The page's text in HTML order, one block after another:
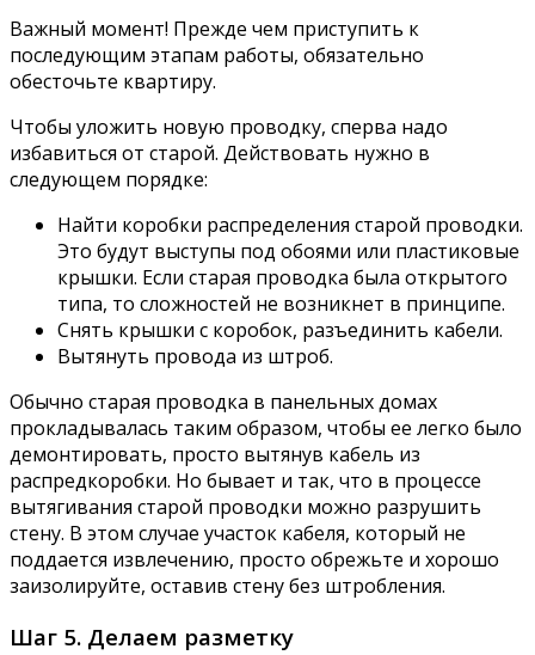
Важный момент! Прежде чем приступить к
последующим этапам работы, обязательно
обесточьте квартиру.
Чтобы уложить новую проводку, сперва надо
избавиться от старой. Действовать нужно в
следующем порядке:
Найти коробки распределения старой проводки.
Это будут выступы под обоями или пластиковые
крышки. Если старая проводка была открытого
типа, то сложностей не возникнет в принципе.
Снять крышки с коробок, разъединить кабели.
Вытянуть провода из штроб.
Обычно старая проводка в панельных домах
прокладывалась таким образом, чтобы ее легко было
демонтировать, просто вытянув кабель из
распредкоробки. Но бывает и так, что в процессе
вытягивания старой проводки можно разрушить
стену. В этом случае участок кабеля, который не
поддается извлечению, просто обрежьте и хорошо
заизолируйте, оставив стену без штробления.
Шаг 5. Делаем разметку